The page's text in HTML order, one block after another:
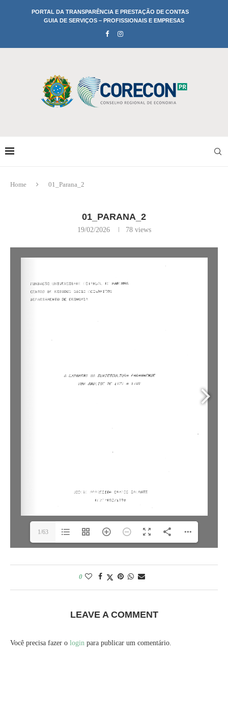
PORTAL DA TRANSPARÊNCIA E PRESTAÇÃO DE CONTAS
GUIA DE SERVIÇOS – PROFISSIONAIS E EMPRESAS
Home 01_Parana_2
01_PARANA_2
19/02/2026 78views
1/63
0
LEAVE A COMMENT
Você precisa fazer o login para publicar um comentário.